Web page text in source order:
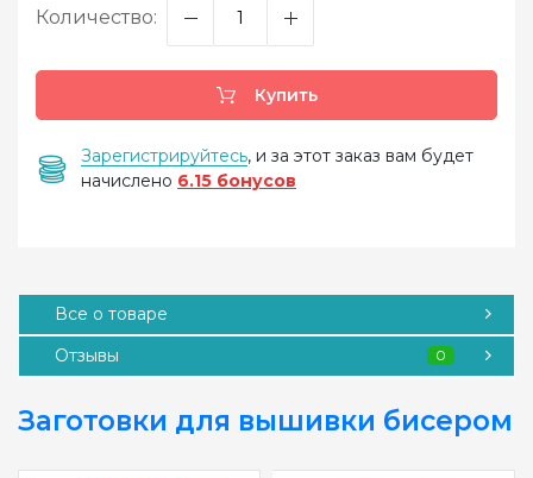
Количество:
Купить
Зарегистрируйтесь, и за этот заказ вам будет
начислено 6.15 бонусов
Все о товаре
Отзывы
0
Заготовки для вышивки бисером